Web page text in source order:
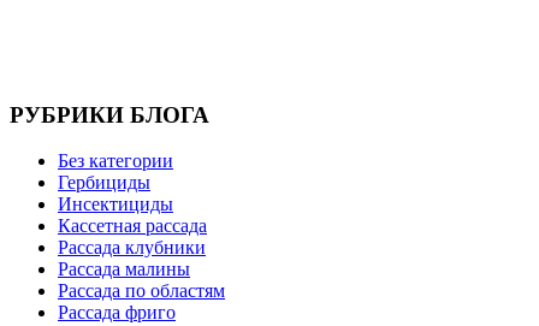
РУБРИКИ БЛОГА
Без категории
Гербициды
Инсектициды
Кассетная рассада
Рассада клубники
Рассада малины
Рассада по областям
Рассада фриго